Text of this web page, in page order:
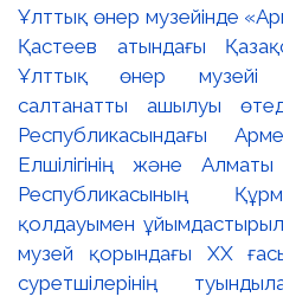
Ұлттық өнер музейінде
Қастеев атындағы
Ұлттық өнер музейі
салтанатты ашылуы
Республикасындағы
Елшілігінің және
Республикасының
қолдауымен
музей қорындағы ХХ
суретшілерінің